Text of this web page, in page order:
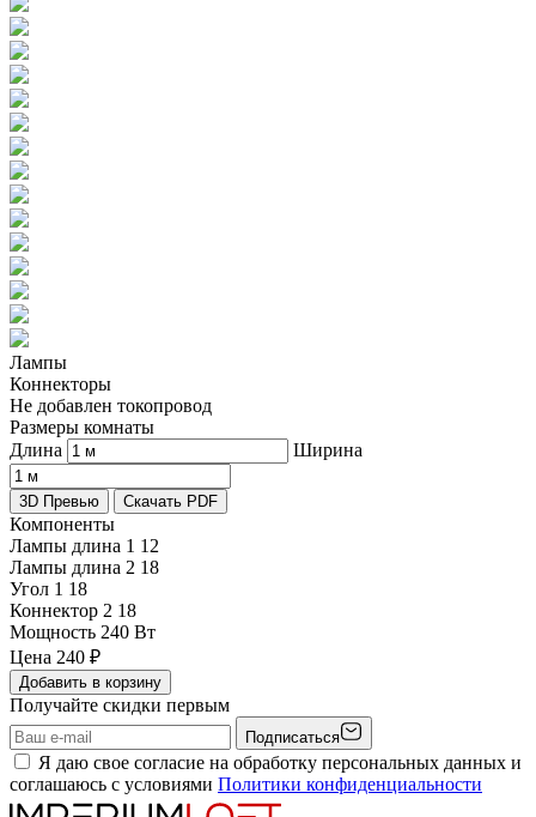
Лампы
Коннекторы
Не добавлен токопровод
Размеры комнаты
Длина
Ширина
3D Превью Скачать PDF
Компоненты
Лампы длина 1 12
Лампы длина 2 18
Угол 1 18
Коннектор 2 18
Мощность 240 Вт
Цена 240 ₽
Добавить в корзину
Получайте скидки первым
Подписаться
Я даю свое согласие на обработку персональных данных и
соглашаюсь с условиями Политики конфиденциальности